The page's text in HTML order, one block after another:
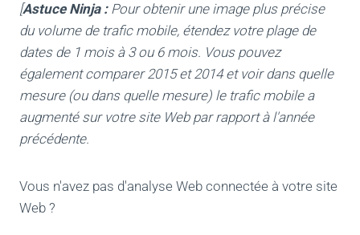
[Astuce Ninja :Pour obtenir une image plus précise
du volume de trafic mobile, étendez votre plage de
dates de 1 mois à 3 ou 6 mois. Vous pouvez
également comparer 2015 et 2014 et voir dans quelle
mesure (ou dans quelle mesure) le trafic mobile a
augmenté sur votre site Web par rapport à l'année
précédente.
Vous n'avez pas d'analyse Web connectée à votre site
Web ?